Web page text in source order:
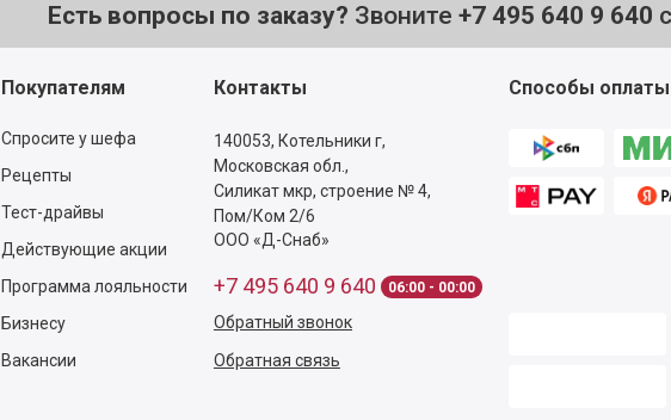
Есть вопросы по заказу? Звоните +7 495 640 9 640
Покупателям
Спросите у шефа
Рецепты
Тест-драйвы
Действующие акции
Программа лояльности
Бизнесу
Вакансии
Контакты
140053, Котельники г,
Московская обл.,
Силикат мкр, строение № 4,
Пом/Ком 2/6
ООО «Д-Снаб»
+7 495 640 9 640 06:00 - 00:00
Обратный звонок
Обратная связь
Способы оплаты